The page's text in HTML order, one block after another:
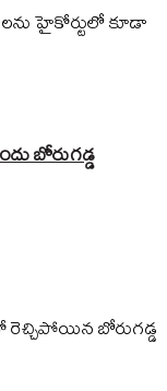
హైకోర్టులో కూడా
బోరుగడ్డ
బోరుగడ్డ